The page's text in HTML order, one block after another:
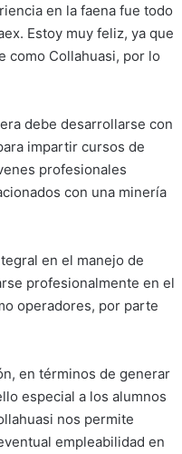
en la faena fue todo
Estoy muy feliz, ya que
como Collahuasi, por lo
debe desarrollarse con
impartir cursos de
profesionales
con una minería
en el manejo de
profesionalmente en el
operadores, por parte
en términos de generar
especial a los alumnos
nos permite
empleabilidad en